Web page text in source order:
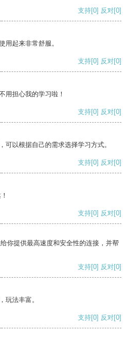
支持[0] 反对[0]
用起来非常舒服。
支持[0] 反对[0]
用担心我的学习啦！
支持[0] 反对[0]
可以根据自己的需求选择学习方式。
支持[0] 反对[0]
支持[0] 反对[0]
你提供最高速度和安全性的连接，并帮
支持[0] 反对[0]
玩法丰富。
支持[0] 反对[0]